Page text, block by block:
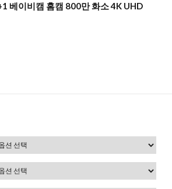
베이비캠 홈캠 800만 화소 4K UHD